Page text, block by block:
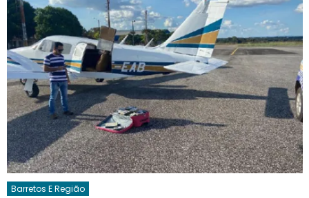
Barretos E Região